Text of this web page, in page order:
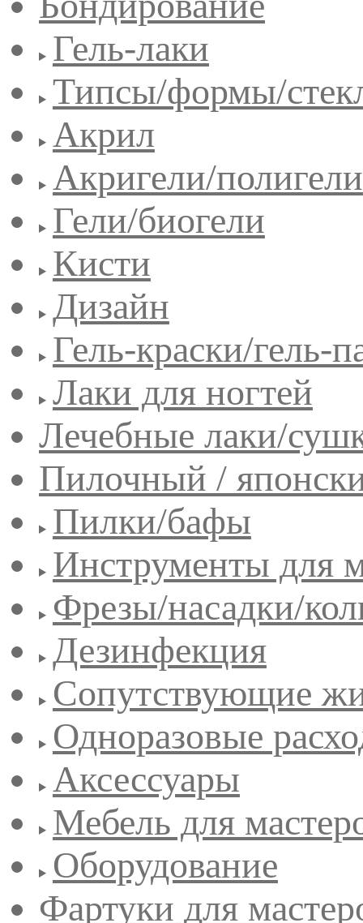
Гель-лаки
Типсы/формы/
Акрил
Акригели/полигели
Гели/биогели
Кисти
Дизайн
Гель-краски/гель-
Лаки для ногтей
Лечебные лаки/
Пилочный /
Пилки/бафы
Инструменты для
Фрезы/насадки/
Дезинфекция
Сопутствующие
Одноразовые
Аксессуары
Мебель для
Оборудование
Фартуки для